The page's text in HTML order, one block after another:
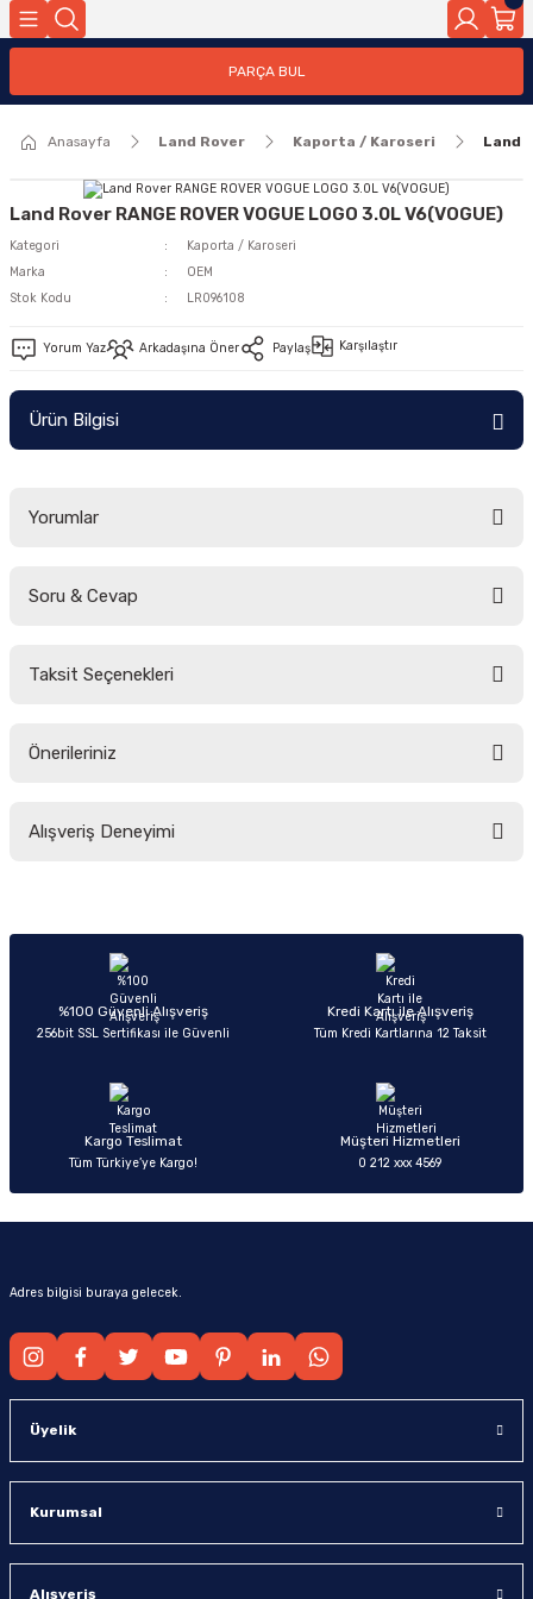
PARÇA BUL
Anasayfa Land Rover Kaporta / Karoseri Land
Land Rover RANGE ROVER VOGUE LOGO 3.0L V6(VOGUE)
Kategori
Kaporta / Karoseri
Marka
OEM
Stok Kodu
LR096108
Yorum Yaz Arkadaşına Öner Paylaş Karşılaştır
Ürün Bilgisi
Yorumlar
Soru & Cevap
Taksit Seçenekleri
Önerileriniz
yetersiz gördüğünüz noktaları öneri formunu kullanarak tarafımıza
Ürün açıklamasında eksik bilgiler bulunuyor.
Ürün bilgilerinde hatalar bulunuyor.
Ürün fiyatı diğer sitelerden daha pahalı.
Alışveriş Deneyimi
Sitemize ilk yorumu siz yapın!
%100 Güvenli Alışveriş
256bit SSL Sertifikası ile Güvenli
Kredi Kartı ile Alışveriş
Tüm Kredi Kartlarına 12 Taksit
Kargo Teslimat
Tüm Türkiye’ye Kargo!
Müşteri Hizmetleri
0 212 xxx 4569
Adres bilgisi buraya gelecek.
Üyelik
Kurumsal
Alışveriş